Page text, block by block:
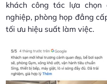
khách công tác lựa
nghiệp, phòng họp đẳng
tối ưu hiệu suất làm việc.